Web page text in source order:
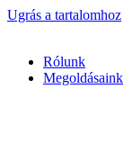
Ugrás a tartalomhoz
Rólunk
Megoldásaink